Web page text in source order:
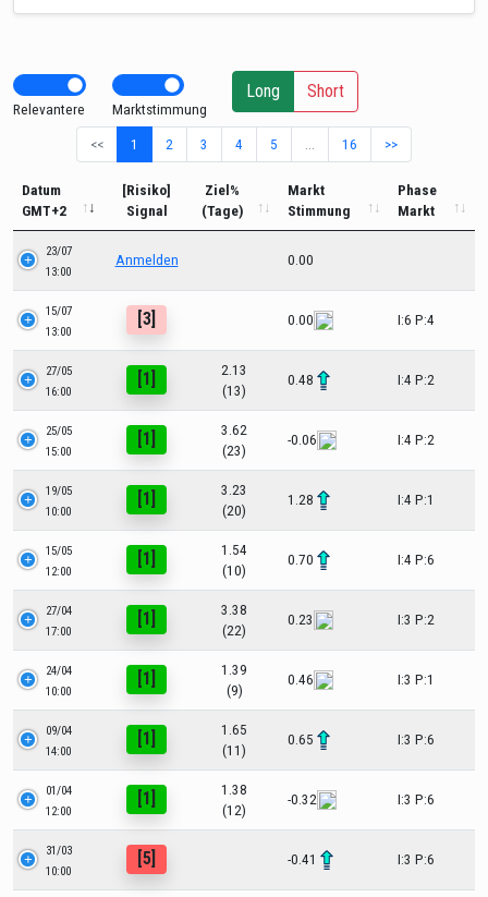
Relevantere Marktstimmung
Long Short
<< 1 2 3 4 5 16 >>
Datum
GMT+2
[Risiko]
Signal
Ziel%
(Tage)
Markt
Stimmung
Phase
Markt
23/07
13:00
Anmelden 0.00
15/07
13:00
[3] 0.00 I:6 P:4
27/05
16:00
[1]
2.13
(13)
0.48 I:4 P:2
25/05
15:00
[1]
3.62
(23)
-0.06 I:4 P:2
19/05
10:00
[1]
3.23
(20)
1.28 I:4 P:1
15/05
12:00
[1]
1.54
(10)
0.70 I:4 P:6
27/04
17:00
[1]
3.38
(22)
0.23 I:3 P:2
24/04
10:00
[1]
1.39
(9)
0.46 I:3 P:1
09/04
14:00
[1]
1.65
(11)
0.65 I:3 P:6
01/04
12:00
[1]
1.38
(12)
-0.32 I:3 P:6
31/03
10:00
[5] -0.41 I:3 P:6